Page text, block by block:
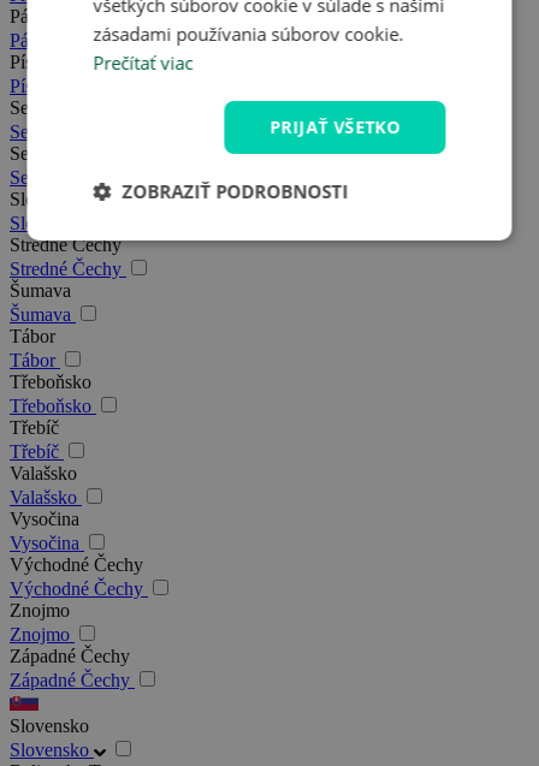
Pálava
Pálava
Písek
Písek
Severná Morava
Severná Morava
Severné Čechy
Severné Čechy
Slovácko
Slovácko
Stredné Čechy
Stredné Čechy
Šumava
Šumava
Tábor
Tábor
Třeboňsko
Třeboňsko
Třebíč
Třebíč
Valašsko
Valašsko
Vysočina
Vysočina
Východné Čechy
Východné Čechy
Znojmo
Znojmo
Západné Čechy
Západné Čechy
Slovensko
Slovensko
všetkých súborov cookie v súlade s našimi
zásadami používania súborov cookie.
Prečítať viac
PRIJAŤ VŠETKO
ZOBRAZIŤ PODROBNOSTI